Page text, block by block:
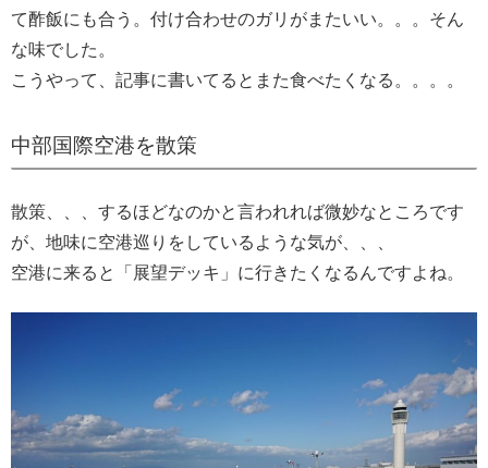
て酢飯にも合う。付け合わせのガリがまたいい。。。そん
な味でした。
こうやって、記事に書いてるとまた食べたくなる。。。。
中部国際空港を散策
散策、、、するほどなのかと言われれば微妙なところです
が、地味に空港巡りをしているような気が、、、
空港に来ると「展望デッキ」に行きたくなるんですよね。